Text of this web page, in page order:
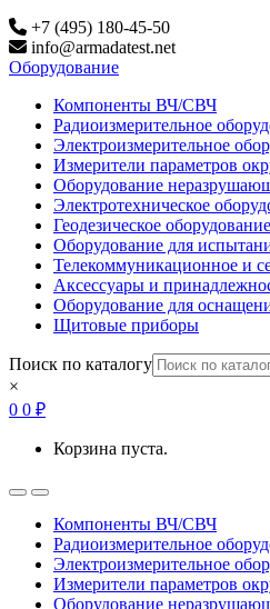
+7 (495) 180-45-50
info@armadatest.net
Оборудование
Компоненты ВЧ/СВЧ
Радиоизмерительное
Электроизмерительное
Измерители параметров
Оборудование
Электротехническое
Геодезическое оборудование
Оборудование для
Телекоммуникационное и
Аксессуары и
Оборудование для
Щитовые приборы
Поиск по каталогу
×
0 0 ₽
Корзина пуста.
OpenClose
Компоненты ВЧ/СВЧ
Радиоизмерительное
Электроизмерительное
Измерители параметров
Оборудование